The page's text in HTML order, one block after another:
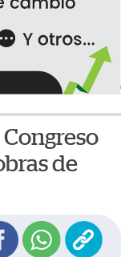
de